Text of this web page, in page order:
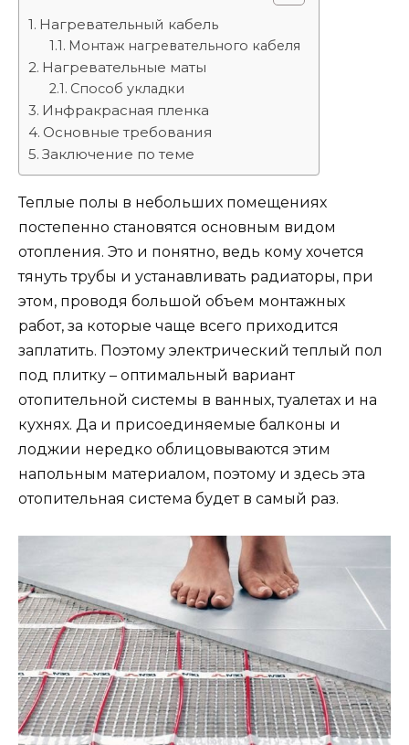
Нагревательный кабель
Монтаж нагревательного кабеля
Нагревательные маты
Способ укладки
Инфракрасная пленка
Основные требования
Заключение по теме
Теплые полы в небольших помещениях
постепенно становятся основным видом
отопления. Это и понятно, ведь кому хочется
тянуть трубы и устанавливать радиаторы, при
этом, проводя большой объем монтажных
работ, за которые чаще всего приходится
заплатить. Поэтому электрический теплый пол
под плитку – оптимальный вариант
отопительной системы в ванных, туалетах и на
кухнях. Да и присоединяемые балконы и
лоджии нередко облицовываются этим
напольным материалом, поэтому и здесь эта
отопительная система будет в самый раз.